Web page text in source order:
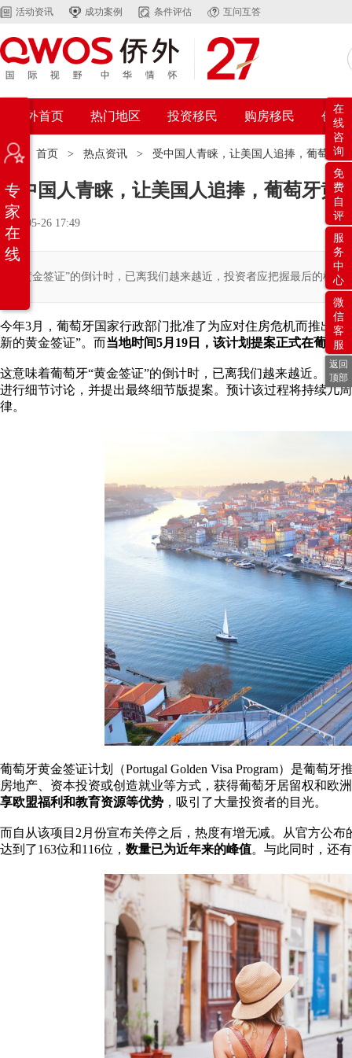
活动资讯 成功案例 条件评估 互问互答
侨外首页 热门地区 投资移民 购房移民 创业
位置： 首页 > 热点资讯 > 受中国人青睐，让美国人追捧，葡萄牙
受中国人青睐，让美国人追捧，葡萄牙黄
2023-05-26 17:49
“黄金签证”的倒计时，已离我们越来越近，投资者应把握最后的机遇
今年3月，葡萄牙国家行政部门批准了为应对住房危机而推出的
新的黄金签证”。而当地时间5月 19 日，该计划提案正式在葡萄
这意味着葡萄牙“黄金签证”的倒计时，已离我们越来越近。随
进行细节讨论，并提出最终细节版提案。预计该过程将持续几
律。
葡萄牙黄金签证计划（Portugal Golden Visa Program）是葡萄
房地产、资本投资或创造就业等方式，获得葡萄牙居留权和欧
享欧盟福利和教育资源等优势 ，吸引了大量投资者的目光。
而自从该项目2月份宣布关停之后，热度有增无减。从官方公
达到了163位和116位， 数量已为近年来的峰值。与此同时，还
专
家
在
线
在
线
咨
询
免
费
自
评
服
务
中
心
微
信
客
服
返回
顶部